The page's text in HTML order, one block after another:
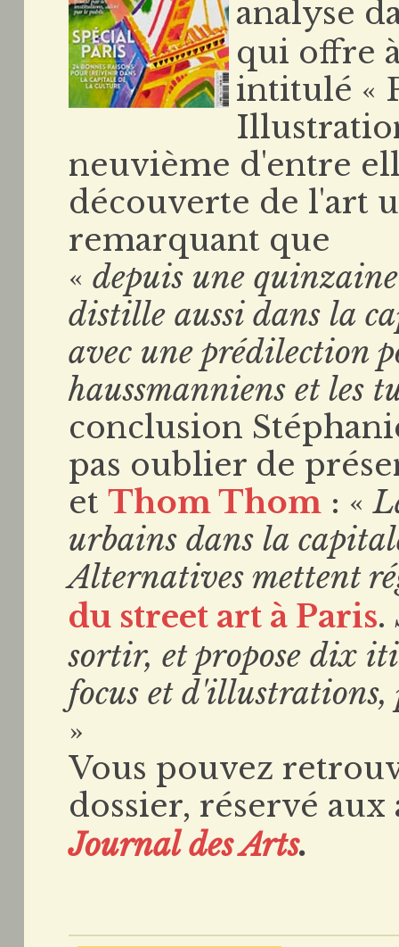
analyse
qui offre
intitulé «
neuvième d'entre
découverte de l'art
remarquant que
«depuis une
distille aussi dans la
avec une prédilection
haussmanniens et les
conclusion
pas oublier de
etThom Thom : «
urbains dans la
Alternatives mettent
du street art à Paris.
sortir, et propose dix
focus et d'illustrations,
»
Vous pouvez
dossier, réservé
Journal des Arts.